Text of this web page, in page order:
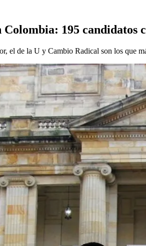
Colombia: 195 candidatos
el de la U y Cambio Radical son los que